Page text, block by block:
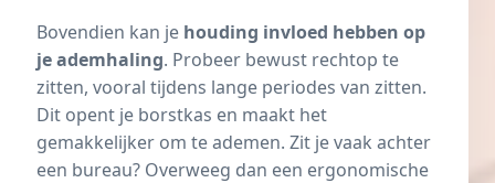
Bovendien kan je houding invloed hebben op
je ademhaling. Probeer bewust rechtop te
zitten, vooral tijdens lange periodes van zitten.
Dit opent je borstkas en maakt het
gemakkelijker om te ademen. Zit je vaak achter
een bureau? Overweeg dan een ergonomische